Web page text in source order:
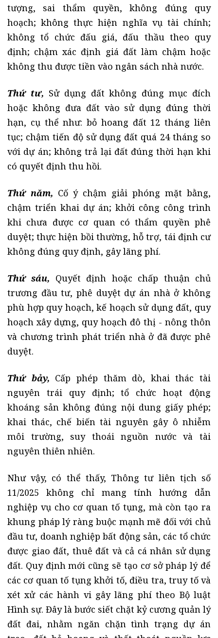
tượng, sai thẩm quyền, không đúng quy
hoạch; không thực hiện nghĩa vụ tài chính;
không tổ chức đấu giá, đấu thầu theo quy
định; chậm xác định giá đất làm chậm hoặc
không thu được tiền vào ngân sách nhà nước.
Thứ tư, Sử dụng đất không đúng mục đích
hoặc không đưa đất vào sử dụng đúng thời
hạn, cụ thể như: bỏ hoang đất 12 tháng liên
tục; chậm tiến độ sử dụng đất quá 24 tháng so
với dự án; không trả lại đất đúng thời hạn khi
có quyết định thu hồi.
Thứ năm, Cố ý chậm giải phóng mặt bằng,
chậm triển khai dự án; khởi công công trình
khi chưa được cơ quan có thẩm quyền phê
duyệt; thực hiện bồi thường, hỗ trợ, tái định cư
không đúng quy định, gây lãng phí.
Thứ sáu, Quyết định hoặc chấp thuận chủ
trương đầu tư, phê duyệt dự án nhà ở không
phù hợp quy hoạch, kế hoạch sử dụng đất, quy
hoạch xây dựng, quy hoạch đô thị - nông thôn
và chương trình phát triển nhà ở đã được phê
duyệt.
Thứ bảy, Cấp phép thăm dò, khai thác tài
nguyên trái quy định; tổ chức hoạt động
khoáng sản không đúng nội dung giấy phép;
khai thác, chế biến tài nguyên gây ô nhiễm
môi trường, suy thoái nguồn nước và tài
nguyên thiên nhiên.
Như vậy, có thể thấy, Thông tư liên tịch số
11/2025 không chỉ mang tính hướng dẫn
nghiệp vụ cho cơ quan tố tụng, mà còn tạo ra
khung pháp lý ràng buộc mạnh mẽ đối với chủ
đầu tư, doanh nghiệp bất động sản, các tổ chức
được giao đất, thuê đất và cả cá nhân sử dụng
đất. Quy định mới cũng sẽ tạo cơ sở pháp lý để
các cơ quan tố tụng khởi tố, điều tra, truy tố và
xét xử các hành vi gây lãng phí theo Bộ luật
Hình sự. Đây là bước siết chặt kỷ cương quản lý
đất đai, nhằm ngăn chặn tình trạng dự án